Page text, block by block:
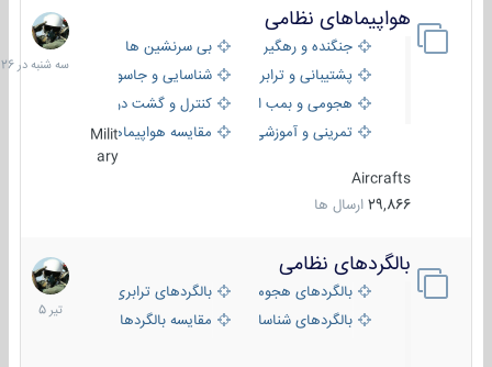
هواپیماهای نظامی
جنگنده و رهگیر
بی سرنشین ها
پشتیبانی و ترابری
شناسایی و جاسوسی
هجومی و بمب افکن
کنترل و گشت دریایی
تمرینی و آموزشی
مقایسه هواپیماهاMilit
ary
Aircrafts
29,866 ارسال ها
سه
شنبه
در
بالگردهای نظامی
بالگردهای هجومی
بالگردهای ترابری
بالگردهای شناسایی
مقایسه بالگردها
22
تیر
1405